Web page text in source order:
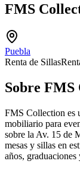
FMS
Puebla
Renta de Sillas
Sobre FMS
FMS Collection es
mobiliario para
sobre la Av. 15 de
mesas y sillas en
años, graduaciones